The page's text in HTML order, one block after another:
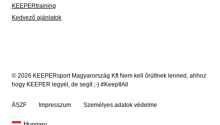
KEEPERtraining
Kedvező ajánlatok
© 2026 KEEPERsport Magyarország Kft Nem kell őrültnek lenned, ahhoz
hogy KEEPER legyél, de segít ;-) #KeepItAll
ÁSZF Impresszum Személyes adatok védelme